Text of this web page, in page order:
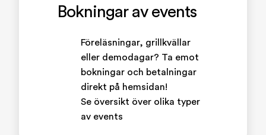
Bokningar av events
Föreläsningar, grillkvällar
eller demodagar? Ta emot
bokningar och betalningar
direkt på hemsidan!
Se översikt över olika typer
av events